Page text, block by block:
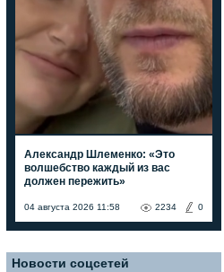
Александр Шлеменко: «Это
волшебство каждый из вас
должен пережить»
04 августа 2026 11:58 0
2234
Новости соцсетей